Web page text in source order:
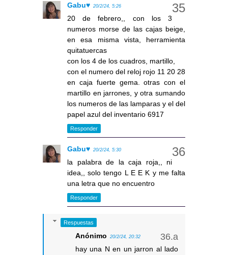
Gabu♥ 20/2/24, 5:26
20 de febrero,, con los 3
numeros morse de las cajas beige,
en esa misma vista, herramienta
quitatuercas
con los 4 de los cuadros, martillo,
con el numero del reloj rojo 11 20 28
en caja fuerte gema. otras con el
martillo en jarrones, y otra sumando
los numeros de las lamparas y el del
papel azul del inventario 6917
Responder
Gabu♥ 20/2/24, 5:30
la palabra de la caja roja,, ni
idea,, solo tengo L E E K y me falta
una letra que no encuentro
Responder
Respuestas
Anónimo 20/2/24, 20:32
hay una N en un jarron al lado